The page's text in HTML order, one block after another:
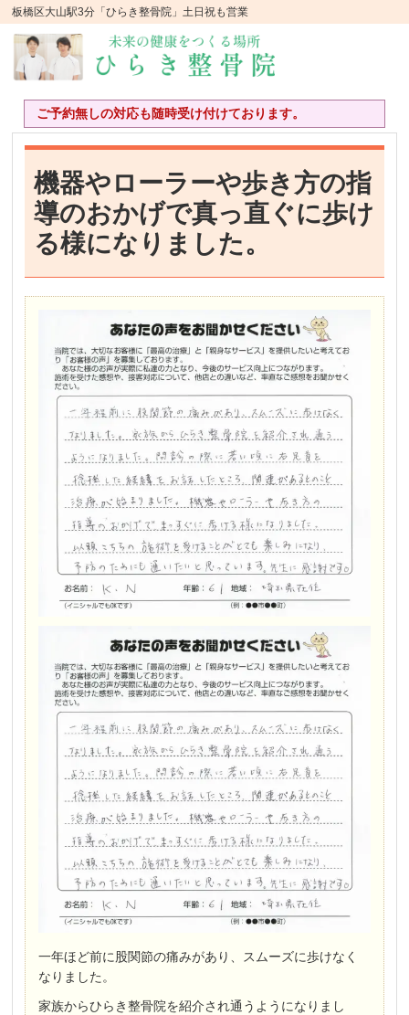
板橋区大山駅3分「ひらき整骨院」土日祝も営業
ご予約無しの対応も随時受け付けております。
機器やローラーや歩き方の指
導のおかげで真っ直ぐに歩け
る様になりました。
一年ほど前に股関節の痛みがあり、スムーズに歩けなく
なりました。
家族からひらき整骨院を紹介され通うようになりまし